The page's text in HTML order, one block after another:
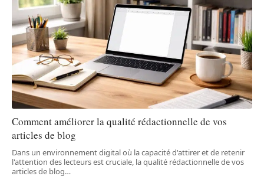
Comment améliorer la qualité rédactionnelle de vos
articles de blog
Dans un environnement digital où la capacité d'attirer et de retenir
l'attention des lecteurs est cruciale, la qualité rédactionnelle de vos
articles de blog…